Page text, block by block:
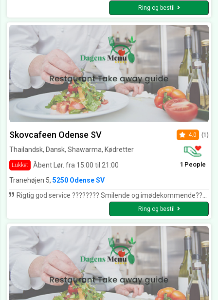
Ring og bestil
Skovcafeen Odense SV
Thailandsk, Dansk, Shawarma, Kødretter
Lukket Åbent Lør. fra 15:00 til 21:00
4.0 (1)
1 People
Tranehøjen 5, 5250 Odense SV
Rigtig god service ???????? Smilende og imødekommende???????? Maden er rigtig god og ikke stærk ????
Ring og bestil